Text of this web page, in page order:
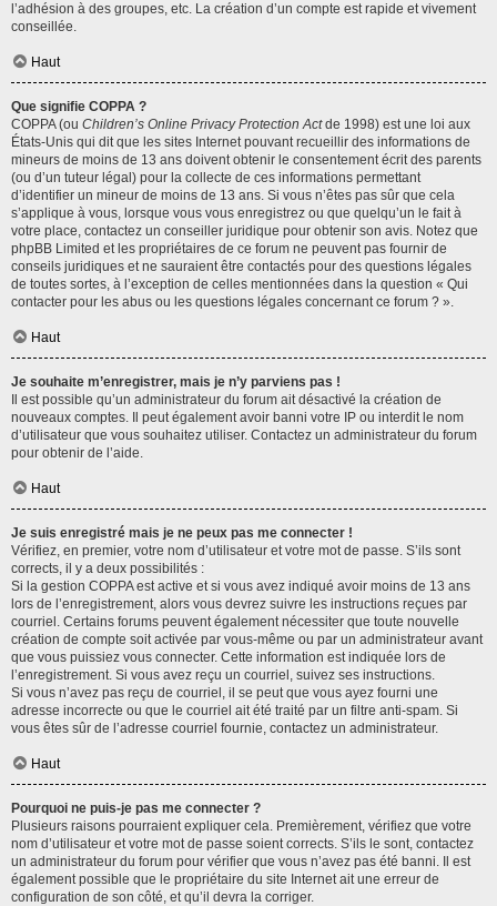
l’adhésion à des groupes, etc. La création d’un compte est rapide et vivement
conseillée.
Haut
Que signifie COPPA ?
COPPA (ou Children’s Online Privacy Protection Actde 1998) est une loi aux
États-Unis qui dit que les sites Internet pouvant recueillir des informations de
mineurs de moins de 13 ans doivent obtenir le consentement écrit des parents
(ou d’un tuteur légal) pour la collecte de ces informations permettant
d’identifier un mineur de moins de 13 ans. Si vous n’êtes pas sûr que cela
s’applique à vous, lorsque vous vous enregistrez ou que quelqu’un le fait à
votre place, contactez un conseiller juridique pour obtenir son avis. Notez que
phpBB Limited et les propriétaires de ce forum ne peuvent pas fournir de
conseils juridiques et ne sauraient être contactés pour des questions légales
de toutes sortes, à l’exception de celles mentionnées dans la question « Qui
contacter pour les abus ou les questions légales concernant ce forum ? ».
Haut
Je souhaite m’enregistrer, mais je n’y parviens pas !
Il est possible qu’un administrateur du forum ait désactivé la création de
nouveaux comptes. Il peut également avoir banni votre IP ou interdit le nom
d’utilisateur que vous souhaitez utiliser. Contactez un administrateur du forum
pour obtenir de l’aide.
Haut
Je suis enregistré mais je ne peux pas me connecter !
Vérifiez, en premier, votre nom d’utilisateur et votre mot de passe. S’ils sont
corrects, il y a deux possibilités :
Si la gestion COPPA est active et si vous avez indiqué avoir moins de 13 ans
lors de l’enregistrement, alors vous devrez suivre les instructions reçues par
courriel. Certains forums peuvent également nécessiter que toute nouvelle
création de compte soit activée par vous-même ou par un administrateur avant
que vous puissiez vous connecter. Cette information est indiquée lors de
l’enregistrement. Si vous avez reçu un courriel, suivez ses instructions.
Si vous n’avez pas reçu de courriel, il se peut que vous ayez fourni une
adresse incorrecte ou que le courriel ait été traité par un filtre anti-spam. Si
vous êtes sûr de l’adresse courriel fournie, contactez un administrateur.
Haut
Pourquoi ne puis-je pas me connecter ?
Plusieurs raisons pourraient expliquer cela. Premièrement, vérifiez que votre
nom d’utilisateur et votre mot de passe soient corrects. S’ils le sont, contactez
un administrateur du forum pour vérifier que vous n’avez pas été banni. Il est
également possible que le propriétaire du site Internet ait une erreur de
configuration de son côté, et qu’il devra la corriger.